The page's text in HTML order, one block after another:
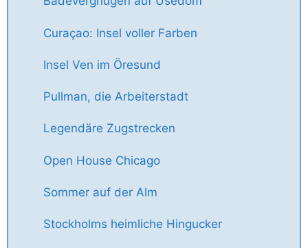
Curaçao: Insel voller Farben
Insel Ven im Öresund
Pullman, die Arbeiterstadt
Legendäre Zugstrecken
Open House Chicago
Sommer auf der Alm
Stockholms heimliche Hingucker